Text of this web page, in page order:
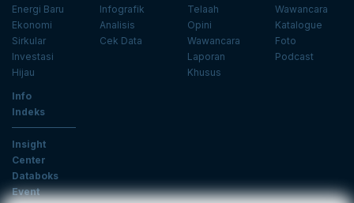
Energi Baru
Ekonomi
Sirkular
Investasi
Hijau
Infografik
Analisis
Cek Data
Telaah
Opini
Wawancara
Laporan
Khusus
Wawancara
Katalogue
Foto
Podcast
Info
Indeks
Insight
Center
Databoks
Event